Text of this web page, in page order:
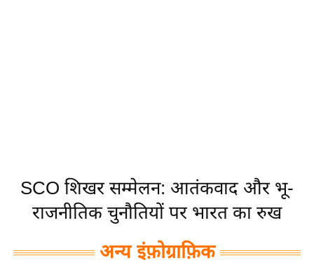
ज़
द्यो
SCO शिखर सम्मेलन: आतंकवाद और भू-
राजनीतिक चुनौतियों पर भारत का रुख
अन्य इंफ़ोग्राफ़िक